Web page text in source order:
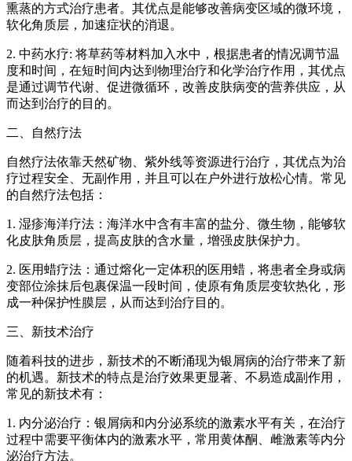
熏蒸的方式治疗患者。其优点是能够改善病变区域的微环境，
软化角质层，加速症状的消退。
2. 中药水疗: 将草药等材料加入水中，根据患者的情况调节温
度和时间，在短时间内达到物理治疗和化学治疗作用，其优点
是通过调节代谢、促进微循环，改善皮肤病变的营养供应，从
而达到治疗的目的。
二、自然疗法
自然疗法依靠天然矿物、紫外线等资源进行治疗，其优点为治
疗过程安全、无副作用，并且可以在户外进行放松心情。常见
的自然疗法包括：
1. 湿疹海洋疗法：海洋水中含有丰富的盐分、微生物，能够软
化皮肤角质层，提高皮肤的含水量，增强皮肤保护力。
2. 医用蜡疗法：通过熔化一定体积的医用蜡，将患者全身或病
变部位涂抹后包裹保温一段时间，使原有角质层变软热化，形
成一种保护性膜层，从而达到治疗目的。
三、新技术治疗
随着科技的进步，新技术的不断涌现为银屑病的治疗带来了新
的机遇。新技术的特点是治疗效果更显著、不易造成副作用，
常见的新技术有：
1. 内分泌治疗：银屑病和内分泌系统的激素水平有关，在治疗
过程中需要平衡体内的激素水平，常用黄体酮、雌激素等内分
泌治疗方法。